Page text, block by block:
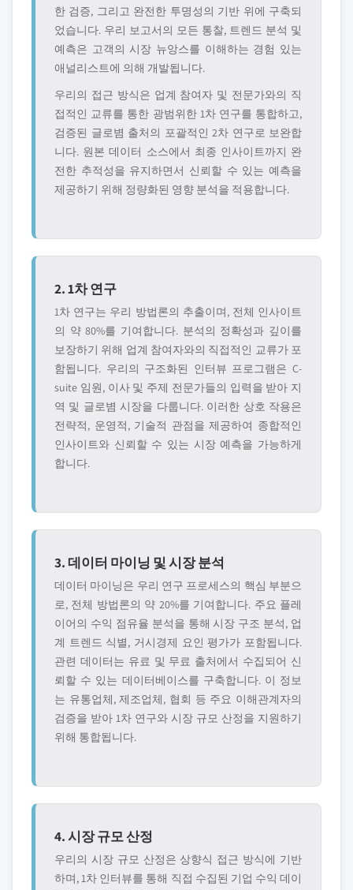
한 검증, 그리고 완전한 투명성의 기반 위에 구축되
었습니다. 우리 보고서의 모든 통찰, 트렌드 분석 및
예측은 고객의 시장 뉴앙스를 이해하는 경험 있는
애널리스트에 의해 개발됩니다.
우리의 접근 방식은 업계 참여자 및 전문가와의 직
접적인 교류를 통한 광범위한 1차 연구를 통합하고,
검증된 글로볌 출처의 포괄적인 2차 연구로 보완합
니다. 원본 데이터 소스에서 최종 인사이트까지 완
전한 추적성을 유지하면서 신뢰할 수 있는 예측을
제공하기 위해 정량화된 영향 분석을 적용합니다.
2. 1차 연구
1차 연구는 우리 방법론의 추출이며, 전체 인사이트
의 약 80%를 기여합니다. 분석의 정확성과 깊이를
보장하기 위해 업계 참여자와의 직접적인 교류가 포
함됩니다. 우리의 구조화된 인터뷰 프로그램은 C-
suite 임원, 이사 및 주제 전문가들의 입력을 받아 지
역 및 글로볌 시장을 다룹니다. 이러한 상호 작용은
전략적, 운영적, 기술적 관점을 제공하여 종합적인
인사이트와 신뢰할 수 있는 시장 예측을 가능하게
합니다.
3. 데이터 마이닝 및 시장 분석
데이터 마이닝은 우리 연구 프로세스의 핵심 부분으
로, 전체 방법론의 약 20%를 기여합니다. 주요 플레
이어의 수익 점유율 분석을 통해 시장 구조 분석, 업
계 트렌드 식별, 거시경제 요인 평가가 포함됩니다.
관련 데이터는 유료 및 무료 출처에서 수집되어 신
뢰할 수 있는 데이터베이스를 구축합니다. 이 정보
는 유통업체, 제조업체, 협회 등 주요 이해관계자의
검증을 받아 1차 연구와 시장 규모 산정을 지원하기
위해 통합됩니다.
4. 시장 규모 산정
우리의 시장 규모 산정은 상향식 접근 방식에 기반
하며, 1차 인터뷰를 통해 직접 수집된 기업 수익 데이